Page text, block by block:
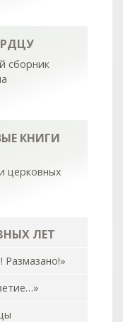
сборник
КНИГИ
церковных
ЛЕТ
Размазано!»